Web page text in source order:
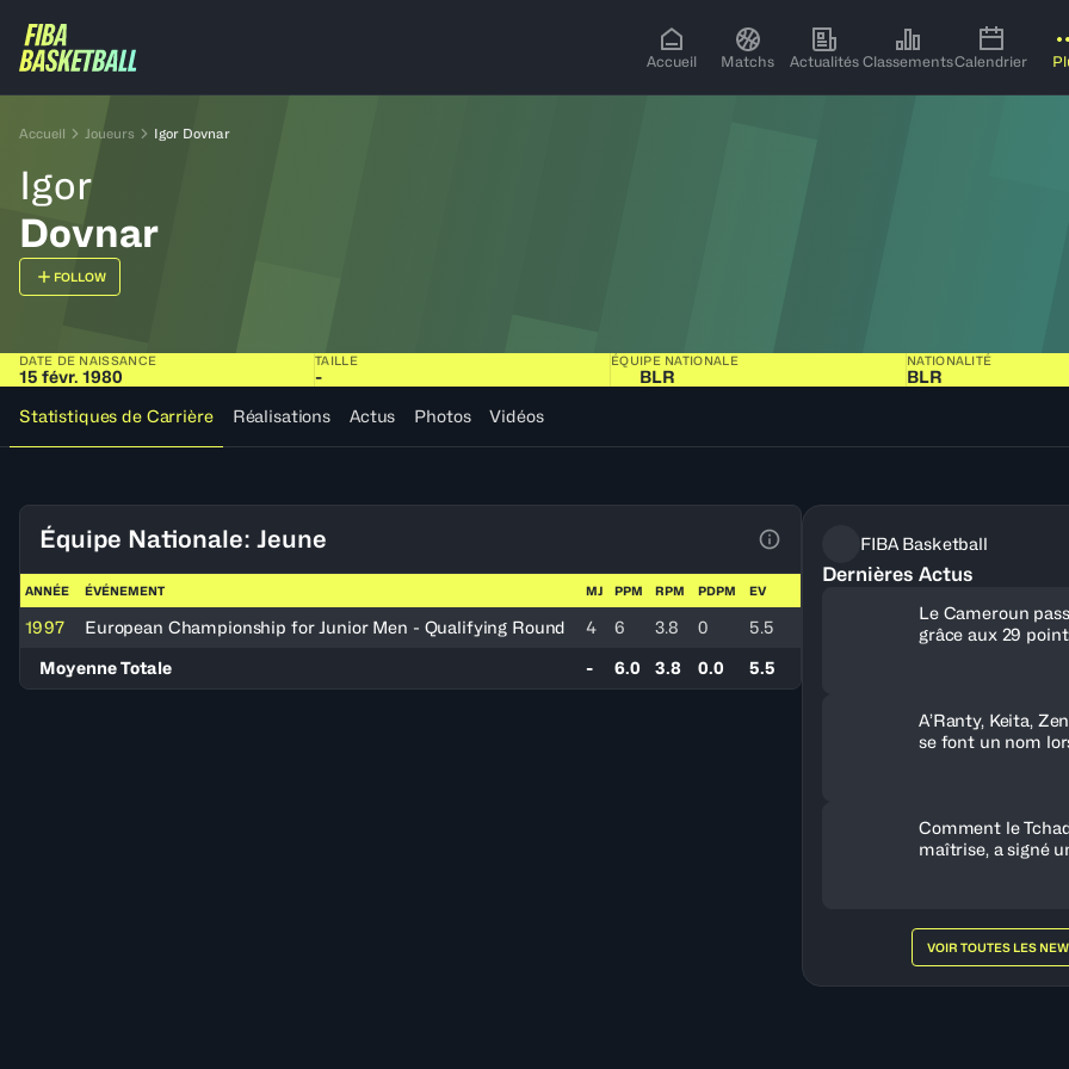
Accueil Matchs Actualités ClassementsCalendrier
Accueil Joueurs Igor Dovnar
Igor
Dovnar
FOLLOW
DATE DE NAISSANCE
15 févr. 1980
TAILLE
-
ÉQUIPE NATIONALE
BLR
NATIONALITÉ
BLR
Statistiques de Carrière
Réalisations Actus Photos Vidéos
Équipe Nationale: Jeune
Voir la Légende du Tableau
ANNÉE ÉVÉNEMENT MJ PPM RPM PDPM EV
1997 European Championship for Junior Men - Qualifying Round 4 6 3.8 0
5.5
Moyenne Totale
- 6.0 3.8 0.0 5.5
FIBA Basketball
Dernières Actus
Le Cameroun
grâce aux 29
A’Ranty, Keita,
se font un nom
Comment le
maîtrise, a signé
VOIR TOUTES LES